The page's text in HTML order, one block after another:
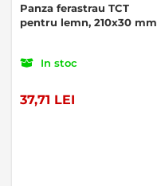
Panza ferastrau TCT
pentru lemn, 210x30 mm
In stoc
37,71 LEI